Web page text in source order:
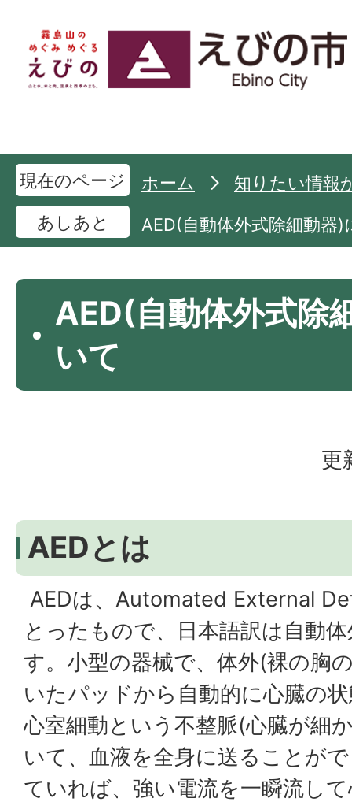
現在のページ ホーム
知りたい情報
あしあと
AED(自動体外式除細動器)
AED(自動体外式除
いて
更
AEDとは
AEDは、 Automated External
とったもので、日本語訳は自動
す。小型の器械で、体外(裸の胸
いたパッドから自動的に心臓の
心室細動という不整脈(心臓が細
いて、血液を全身に送ることが
ていれば、強い電流を一瞬流し